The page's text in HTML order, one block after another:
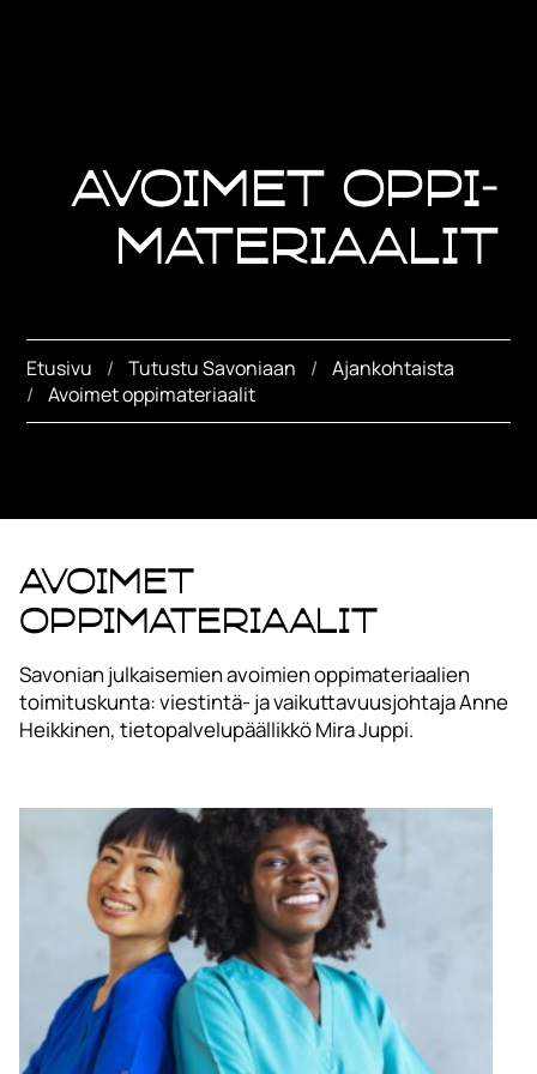
Avoimet oppi­
materiaalit
Etusivu Tutustu Savoniaan
Ajankohtaista
Avoimet oppimateriaalit
Avoimet
oppimateriaalit
Savonian julkaisemien avoimien oppimateriaalien
toimituskunta: viestintä- ja vaikuttavuusjohtaja Anne
Heikkinen, tietopalvelupäällikkö Mira Juppi.